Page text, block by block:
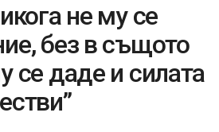
не му се
без в същото
се даде и силата